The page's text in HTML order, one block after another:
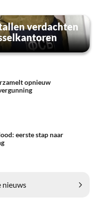
verdachten
opnieuw
eerste stap naar
nieuws